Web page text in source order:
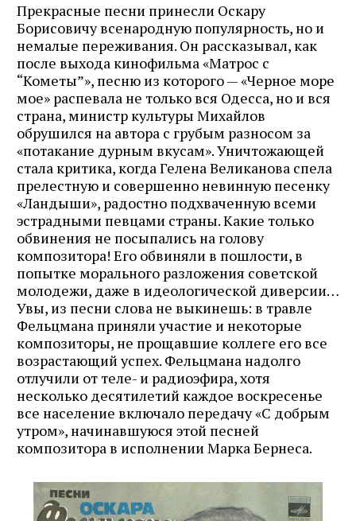
Прекрасные песни принесли Оскару
Борисовичу всенародную популярность, но и
немалые переживания. Он рассказывал, как
после выхода кинофильма «Матрос с
“Кометы”», песню из которого — «Черное море
мое» распевала не только вся Одесса, но и вся
страна, министр культуры Михайлов
обрушился на автора с грубым разносом за
«потакание дурным вкусам». Уничтожающей
стала критика, когда Гелена Великанова спела
прелестную и совершенно невинную песенку
«Ландыши», радостно подхваченную всеми
эстрадными певцами страны. Какие только
обвинения не посыпались на голову
композитора! Его обвиняли в пошлости, в
попытке морального разложения советской
молодежи, даже в идеологической диверсии…
Увы, из песни слова не выкинешь: в травле
Фельцмана приняли участие и некоторые
композиторы, не прощавшие коллеге его все
возрастающий успех. Фельцмана надолго
отлучили от теле- и радиоэфира, хотя
несколько десятилетий каждое воскресенье
все население включало передачу «С добрым
утром», начинавшуюся этой песней
композитора в исполнении Марка Бернеса.